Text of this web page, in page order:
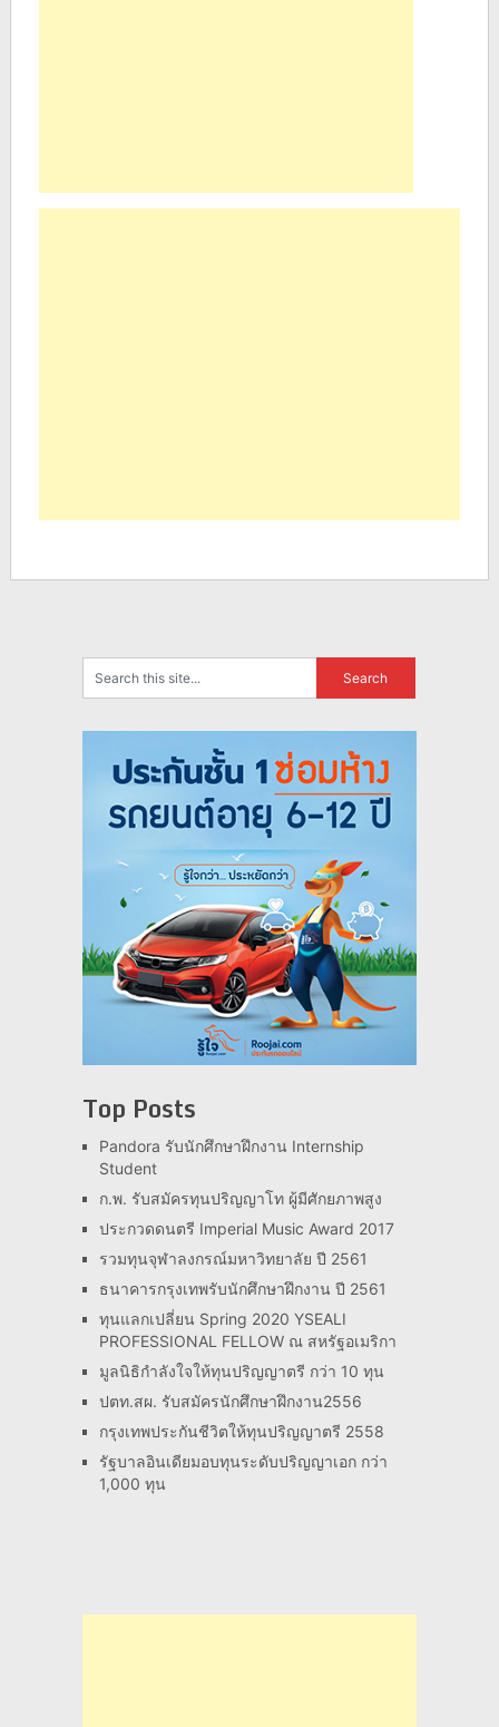
Top Posts
Pandora รับนักศึกษาฝึกงาน Internship
Student
ก.พ. รับสมัครทุนปริญญาโท ผู้มีศักยภาพสูง
ประกวดดนตรี Imperial Music Award 2017
รวมทุนจุฬาลงกรณ์มหาวิทยาลัย ปี 2561
ธนาคารกรุงเทพรับนักศึกษาฝึกงาน ปี 2561
ทุนแลกเปลี่ยน Spring 2020 YSEALI
PROFESSIONAL FELLOW ณ สหรัฐอเมริกา
มูลนิธิกำลังใจให้ทุนปริญญาตรี กว่า 10 ทุน
ปตท.สผ. รับสมัครนักศึกษาฝึกงาน2556
กรุงเทพประกันชีวิตให้ทุนปริญญาตรี 2558
รัฐบาลอินเดียมอบทุนระดับปริญญาเอก กว่า
1,000 ทุน